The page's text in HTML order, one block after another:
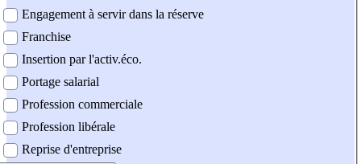
Engagement à servir dans la réserve
Franchise
Insertion par l'activ.éco.
Portage salarial
Profession commerciale
Profession libérale
Reprise d'entreprise